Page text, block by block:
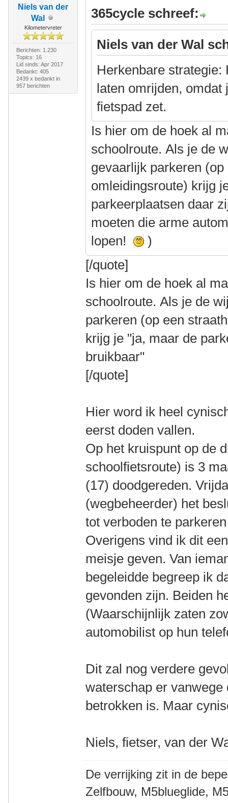
Niels van der
Wal
Kilometervreter
Berichten: 1.230
Topics: 16
Lid sinds: Apr 2017
Bedankt: 405
2439 x bedankt in
957 berichten
365cycle schreef:
Niels van der Wal
Herkenbare
laten omrijden, omdat
fietspad zet.
Is hier om de hoek al
schoolroute. Als je de
gevaarlijk parkeren
omleidingsroute) krijg
parkeerplaatsen daar
moeten die arme
lopen!
)
[/quote]
Is hier om de hoek al
schoolroute. Als je de
parkeren (op een
krijg je "ja, maar de
bruikbaar"
[/quote]
Hier word ik heel
eerst doden vallen.
Op het kruispunt op de
schoolfietsroute) is 3
(17) doodgereden.
(wegbeheerder) het
tot verboden te
Overigens vind ik dit
meisje geven. Van
begeleidde begreep ik
gevonden zijn. Beiden
(Waarschijnlijk zaten
automobilist op hun
Dit zal nog verdere
waterschap er
betrokken is. Maar
Niels, fietser, van der
De verrijking zit in de
Zelfbouw, M5blueglide,